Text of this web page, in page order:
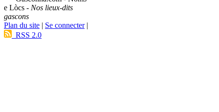
e Lòcs - Nos lieux-dits
gascons
Plan du site | Se connecter|
RSS 2.0